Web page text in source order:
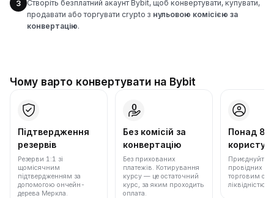
3
Створіть безплатний акаунт Bybit, щоб конвертувати, купувати,
продавати або торгувати crypto з нульовою комісією за
конвертацію.
Чому варто конвертувати на Bybit
Підтвердження
резервів
Резерви 1:1 зі
щомісячним
підтвердженням за
допомогою ончейн-
дерева Меркла.
Без комісій за
конвертацію
Без прихованих
платежів. Котирування
курсу — це остаточний
курс, за яким проходить
оплата.
Понад 86
Приєднуйтеся
провідних
торговим
ліквідністю.